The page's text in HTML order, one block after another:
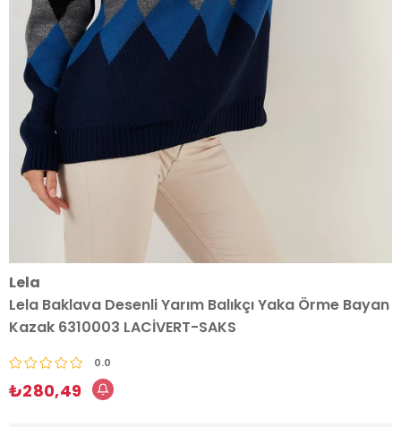
Lela
Lela Baklava Desenli Yarım Balıkçı Yaka Örme Bayan
Kazak 6310003 LACİVERT-SAKS
0.0
₺280,49